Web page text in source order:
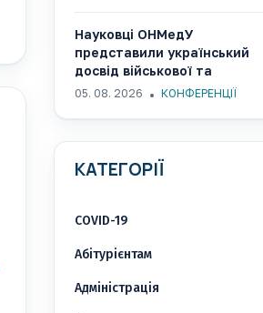
Науковці ОНМедУ
представили український
досвід військової та
реконструктивної хірургії на
05. 08. 2026 КОНФЕРЕНЦІЇ
КАТЕГОРІЇ
COVID-19
Абітурієнтам
Адміністрація